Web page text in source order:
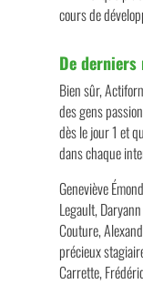
cours de
De
Bien sûr,
des gens
dès le jour 1 et
dans chaque
Geneviève
Legault,
Couture,
précieux
Carrette,